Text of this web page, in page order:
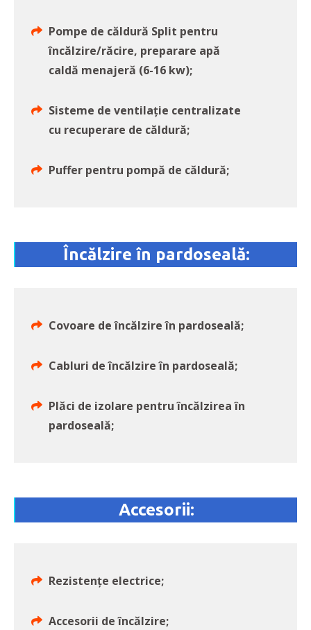
Pompe de căldură Split pentru
încălzire/răcire, preparare apă
caldă menajeră (6-16 kw);
Sisteme de ventilaţie centralizate
cu recuperare de căldură;
Puffer pentru pompă de căldură;
Încălzire în pardoseală:
Covoare de încălzire în pardoseală;
Cabluri de încălzire în pardoseală;
Plăci de izolare pentru încălzirea în
pardoseală;
Accesorii:
Rezistenţe electrice;
Accesorii de încălzire;